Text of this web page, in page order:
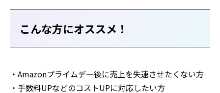
こんな方にオススメ！
・Amazonプライムデー後に売上を失速させたくない方
・手数料UPなどのコストUPに対応したい方